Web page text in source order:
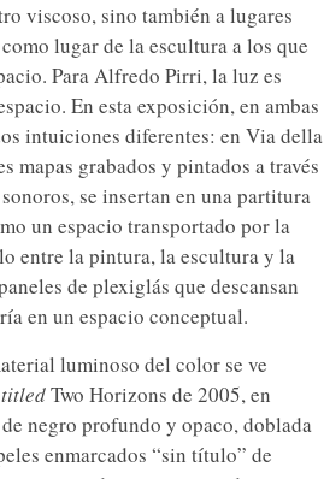
viscoso, sino también a lugares
lugar de la escultura a los que
Para Alfredo Pirri, la luz es
En esta exposición, en ambas
intuiciones diferentes: en Via della
mapas grabados y pintados a través
se insertan en una partitura
un espacio transportado por la
entre la pintura, la escultura y la
de plexiglás que descansan
en un espacio conceptual.
luminoso del color se ve
Two Horizons de 2005, en
negro profundo y opaco, doblada
enmarcados “sin título” de